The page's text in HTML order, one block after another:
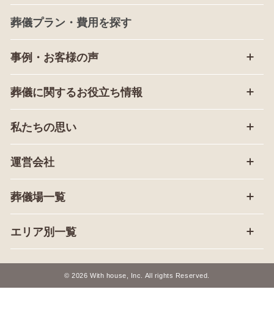
葬儀プラン・費用を探す
事例・お客様の声
葬儀に関するお役立ち情報
私たちの思い
運営会社
葬儀場一覧
エリア別一覧
© 2026 With house, Inc. All rights Reserved.